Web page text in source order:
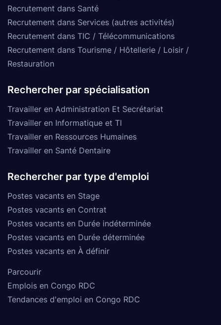
Recrutement dans Santé
Recrutement dans Services (autres activités)
Recrutement dans TIC / Télécommunications
Recrutement dans Tourisme / Hôtellerie / Loisir /
Restauration
Rechercher par spécialisation
Travailler en Administration Et Secrétariat
Travailler en Informatique et TI
Travailler en Ressources Humaines
Travailler en Santé Dentaire
Rechercher par type d'emploi
Postes vacants en Stage
Postes vacants en Contrat
Postes vacants en Durée indéterminée
Postes vacants en Durée déterminée
Postes vacants en À définir
Parcourir
Emplois en Congo RDC
Tendances d'emploi en Congo RDC